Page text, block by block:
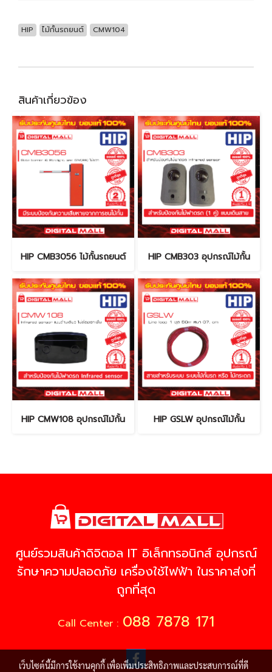
HIP ไม้กั้นรถยนต์ CMW104
สินค้าเกี่ยวข้อง
HIP CMB3056 ไม้กั้นรถยนต์ HIP CMB303 อุปกรณ์ไม้กั้น
HIP CMW108 อุปกรณ์ไม้กั้น HIP GSLW อุปกรณ์ไม้กั้น
ศูนย์รวมสินค้าดิจิตอล IT อิเล็กทรอนิกส์ อุปกรณ์
รักษาความปลอดภัย เครื่องใช้ไฟฟ้า ในราคาส่งที่
ถูกที่สุด
Call Center : 088 7878 171
เว็บไซต์นี้มีการใช้งานคุกกี้ เพื่อเพิ่มประสิทธิภาพและประสบการณ์ที่ดี